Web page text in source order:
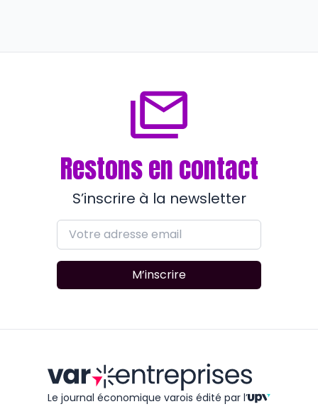
Restons en contact
S’inscrire à la newsletter
M’inscrire
Le journal économique varois édité par l’